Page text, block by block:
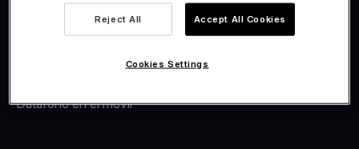
Avance Comercial
Datáfono en el movil
Reject All Accept All Cookies
Cookies Settings